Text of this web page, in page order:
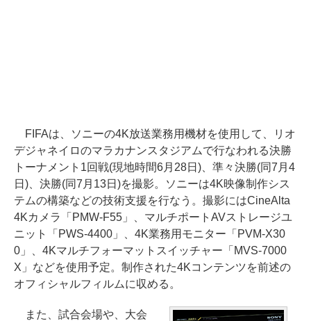
FIFAは、ソニーの4K放送業務用機材を使用して、リオ
デジャネイロのマラカナンスタジアムで行なわれる決勝
トーナメント1回戦(現地時間6月28日)、準々決勝(同7月4
日)、決勝(同7月13日)を撮影。ソニーは4K映像制作シス
テムの構築などの技術支援を行なう。撮影にはCineAlta
4Kカメラ「PMW-F55」、マルチポートAVストレージユ
ニット「PWS-4400」、4K業務用モニター「PVM-X30
0」、4Kマルチフォーマットスイッチャー「MVS-7000
X」などを使用予定。制作された4Kコンテンツを前述の
オフィシャルフィルムに収める。
また、試合会場や、大会